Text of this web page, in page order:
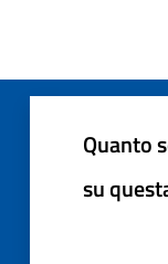
Quanto
su